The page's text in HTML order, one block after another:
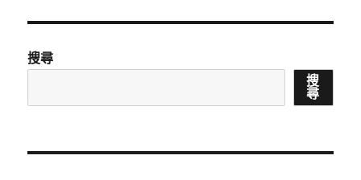
搜尋
搜
尋